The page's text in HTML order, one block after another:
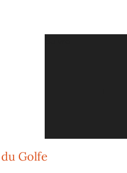
Golfe